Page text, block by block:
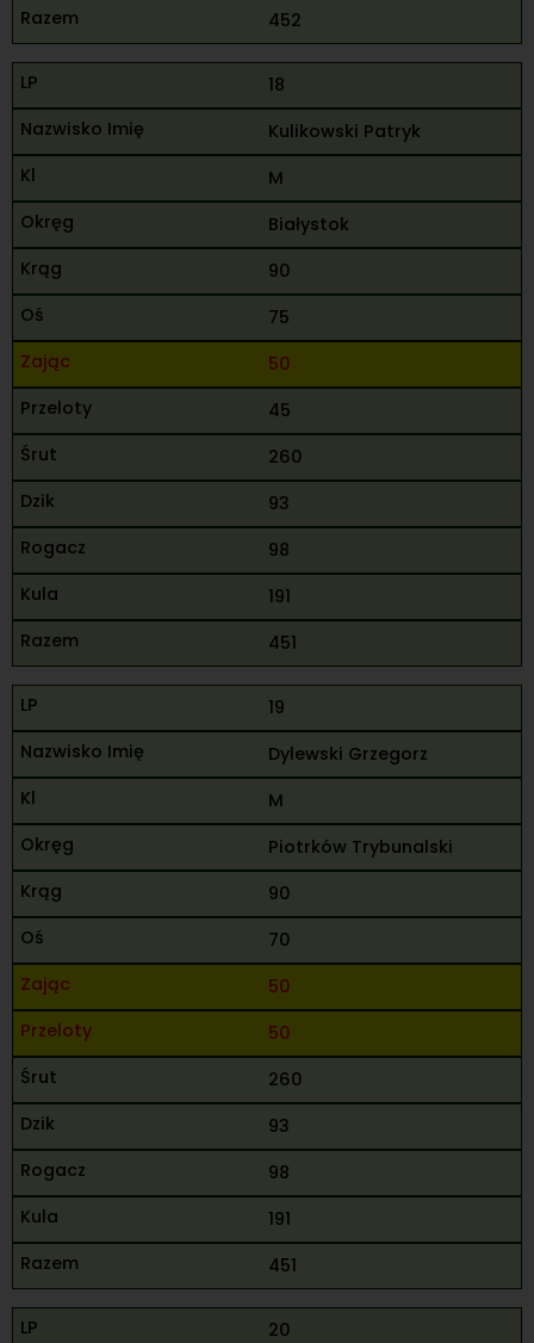
452
18
Kulikowski Patryk
M
Białystok
90
75
50
45
260
93
98
191
451
19
Dylewski Grzegorz
M
Piotrków Trybunalski
90
70
50
50
260
93
98
191
451
20